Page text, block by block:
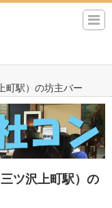
町駅）の坊主バー
ツ沢上町駅）の